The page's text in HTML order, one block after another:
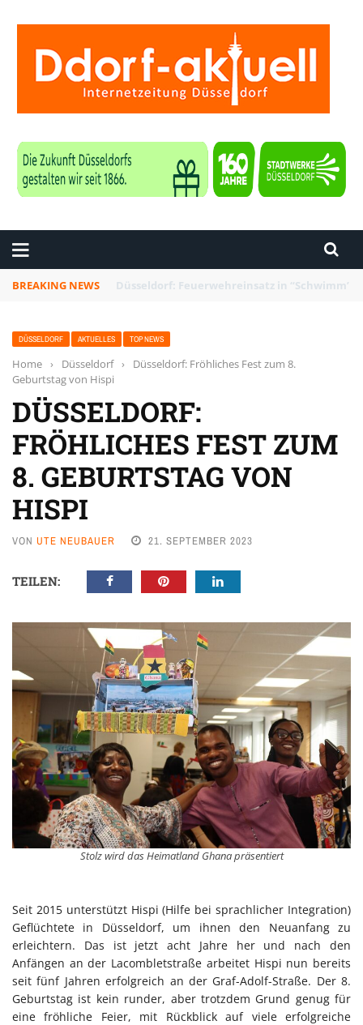
BREAKING NEWS Düsseldorf: Punk-Bahn-Fahrt mit Dosenbier
DÜSSELDORF AKTUELLES TOP NEWS
Home › Düsseldorf ›
Düsseldorf: Fröhliches Fest zum 8.
Geburtstag von Hispi
DÜSSELDORF:
FRÖHLICHES FEST ZUM
8. GEBURTSTAG VON
HISPI
VON UTE NEUBAUER 21. SEPTEMBER 2023
TEILEN:
Stolz wird das Heimatland Ghana präsentiert
Seit 2015 unterstützt Hispi (Hilfe bei sprachlicher Integration)
Geflüchtete in Düsseldorf, um ihnen den Neuanfang zu
erleichtern. Das ist jetzt acht Jahre her und nach den
Anfängen an der Lacombletstraße arbeitet Hispi nun bereits
seit fünf Jahren erfolgreich an der Graf-Adolf-Straße. Der 8.
Geburtstag ist kein runder, aber trotzdem Grund genug für
eine fröhliche Feier, mit Rückblick auf viele erfolgreiche